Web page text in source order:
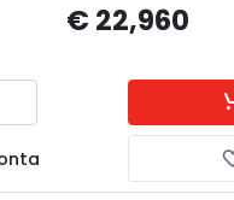
€ 22,960